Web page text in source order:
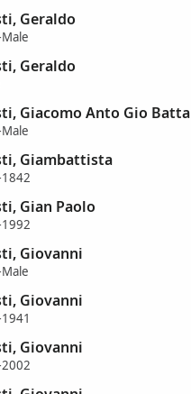
Geraldo
Geraldo
Giacomo Anto Gio Batta
Giambattista
Gian Paolo
Giovanni
Giovanni
Giovanni